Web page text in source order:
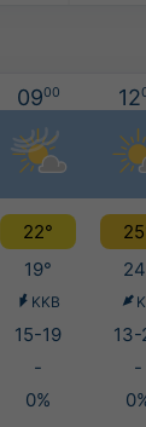
0900 12
22°
19°
KKB
15-19 13-
- -
0%